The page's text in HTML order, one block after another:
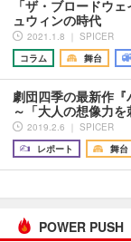
「ザ・ブロードウ
ュウィンの時代
2021.1.8 ｜ SPICER
コラム
舞台
劇団四季の最新作
～「大人の想像力を
2019.2.6 ｜ SPICER
レポート
舞台
POWER PUSH